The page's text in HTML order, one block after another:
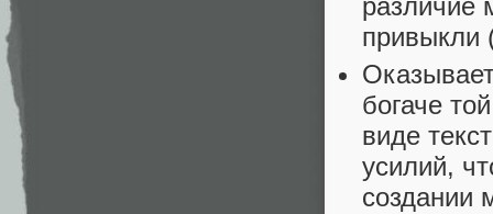
различие
богаче
виде
усилий,
создании